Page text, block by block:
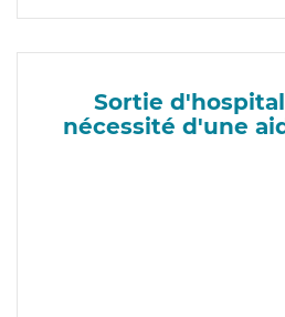
Sortie
nécessité d'une